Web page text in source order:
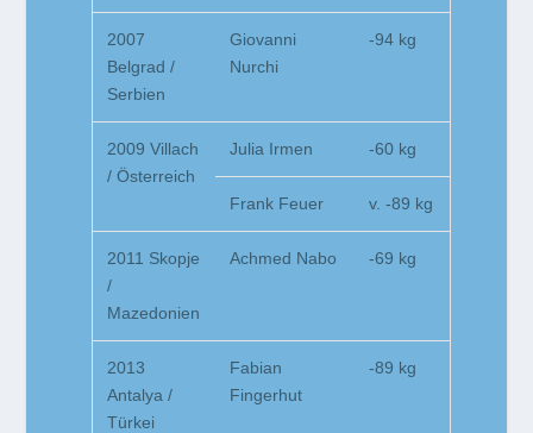
2007
Belgrad /
Serbien
Giovanni
Nurchi
-94 kg
2009 Villach
/ Österreich
Julia Irmen -60 kg
Frank Feuer v. -89 kg
2011 Skopje
/
Mazedonien
Achmed Nabo -69 kg
2013
Antalya /
Türkei
Fabian
Fingerhut
-89 kg